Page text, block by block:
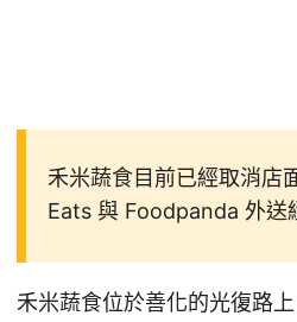
禾米蔬食目前已經取消店
Eats 與 Foodpanda 外送
禾米蔬食位於善化的光復路